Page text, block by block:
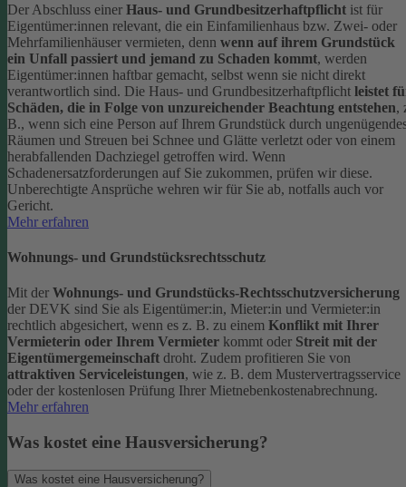
Der Abschluss einer Haus- und Grundbesitzerhaftpflicht ist für
Eigentümer:innen relevant, die ein Einfamilienhaus bzw. Zwei- oder
Mehrfamilienhäuser vermieten, denn wenn auf ihrem Grundstück
ein Unfall passiert und jemand zu Schaden kommt, werden
Eigentümer:innen haftbar gemacht, selbst wenn sie nicht direkt
verantwortlich sind. Die Haus- und Grundbesitzerhaftpflicht leistet
Schäden, die in Folge von unzureichender Beachtung entstehen,
B., wenn sich eine Person auf Ihrem Grundstück durch
Räumen und Streuen bei Schnee und Glätte verletzt oder von einem
herabfallenden Dachziegel getroffen wird. Wenn
Schadenersatzforderungen auf Sie zukommen, prüfen wir diese.
Unberechtigte Ansprüche wehren wir für Sie ab, notfalls auch vor
Gericht.
Mehr erfahren
Wohnungs- und Grundstücksrechtsschutz
Mit der Wohnungs- und Grundstücks-Rechtsschutzversicherung
der DEVK sind Sie als Eigentümer:in, Mieter:in und Vermieter:in
rechtlich abgesichert, wenn es z. B. zu einem Konflikt mit Ihrer
Vermieterin oder Ihrem Vermieter kommt oder Streit mit der
Eigentümergemeinschaft droht. Zudem profitieren Sie von
attraktiven Serviceleistungen, wie z. B. dem Mustervertragsservice
oder der kostenlosen Prüfung Ihrer Mietnebenkostenabrechnung.
Mehr erfahren
Was kostet eine Hausversicherung?
Was kostet eine Hausversicherung?